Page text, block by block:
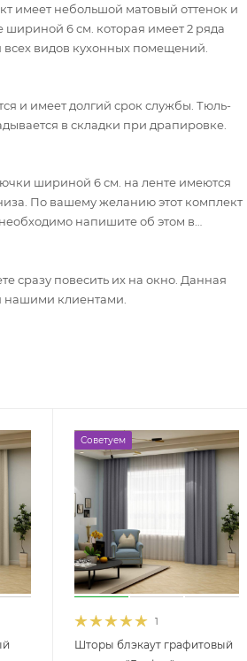
имеет небольшой матовый оттенок и
шириной 6 см. которая имеет 2 ряда
видов кухонных помещений.
и имеет долгий срок службы. Тюль-
в складки при драпировке.
шириной 6 см. на ленте имеются
По вашему желанию этот комплект
напишите об этом в
сразу повесить их на окно. Данная
нашими клиентами.
Советуем
1
Шторы блэкаут графитовый